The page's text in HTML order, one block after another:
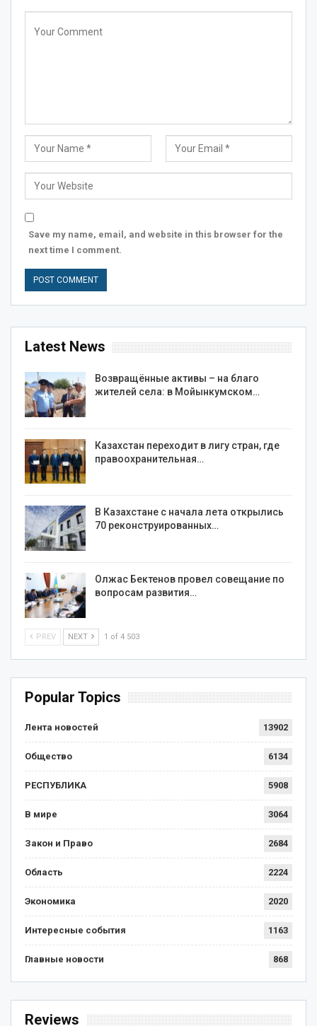
Save my name, email, and website in this browser for the
next time I comment.
Latest News
Возвращённые активы – на благо
жителей села: в Мойынкумском…
Казахстан переходит в лигу стран, где
правоохранительная…
В Казахстане с начала лета открылись
70 реконструированных…
Олжас Бектенов провел совещание по
вопросам развития…
PREV NEXT 1 of 4 503
Popular Topics
Лента новостей 13902
Общество 6134
РЕСПУБЛИКА 5908
В мире 3064
Закон и Право 2684
Область 2224
Экономика 2020
Интересные события 1163
Главные новости 868
Reviews